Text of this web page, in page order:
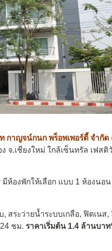
กาญจน์กนก พร็อพเพอร์ตี้ จำกัด
จ.เชียงใหม่ ใกล้เซ็นทรัล เฟสติ
ห้องพักให้เลือก แบบ 1 ห้องนอ
, สระว่ายน้ำระบบเกลือ, ฟิตเนส,
ชม. ราคาเริ่มต้น 1.4 ล้านบาท